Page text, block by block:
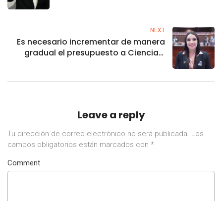
NEXT
Es necesario incrementar de manera
gradual el presupuesto a Ciencia y
Leave a reply
Tu dirección de correo electrónico no será publicada. Los
campos obligatorios están marcados con *
Comment